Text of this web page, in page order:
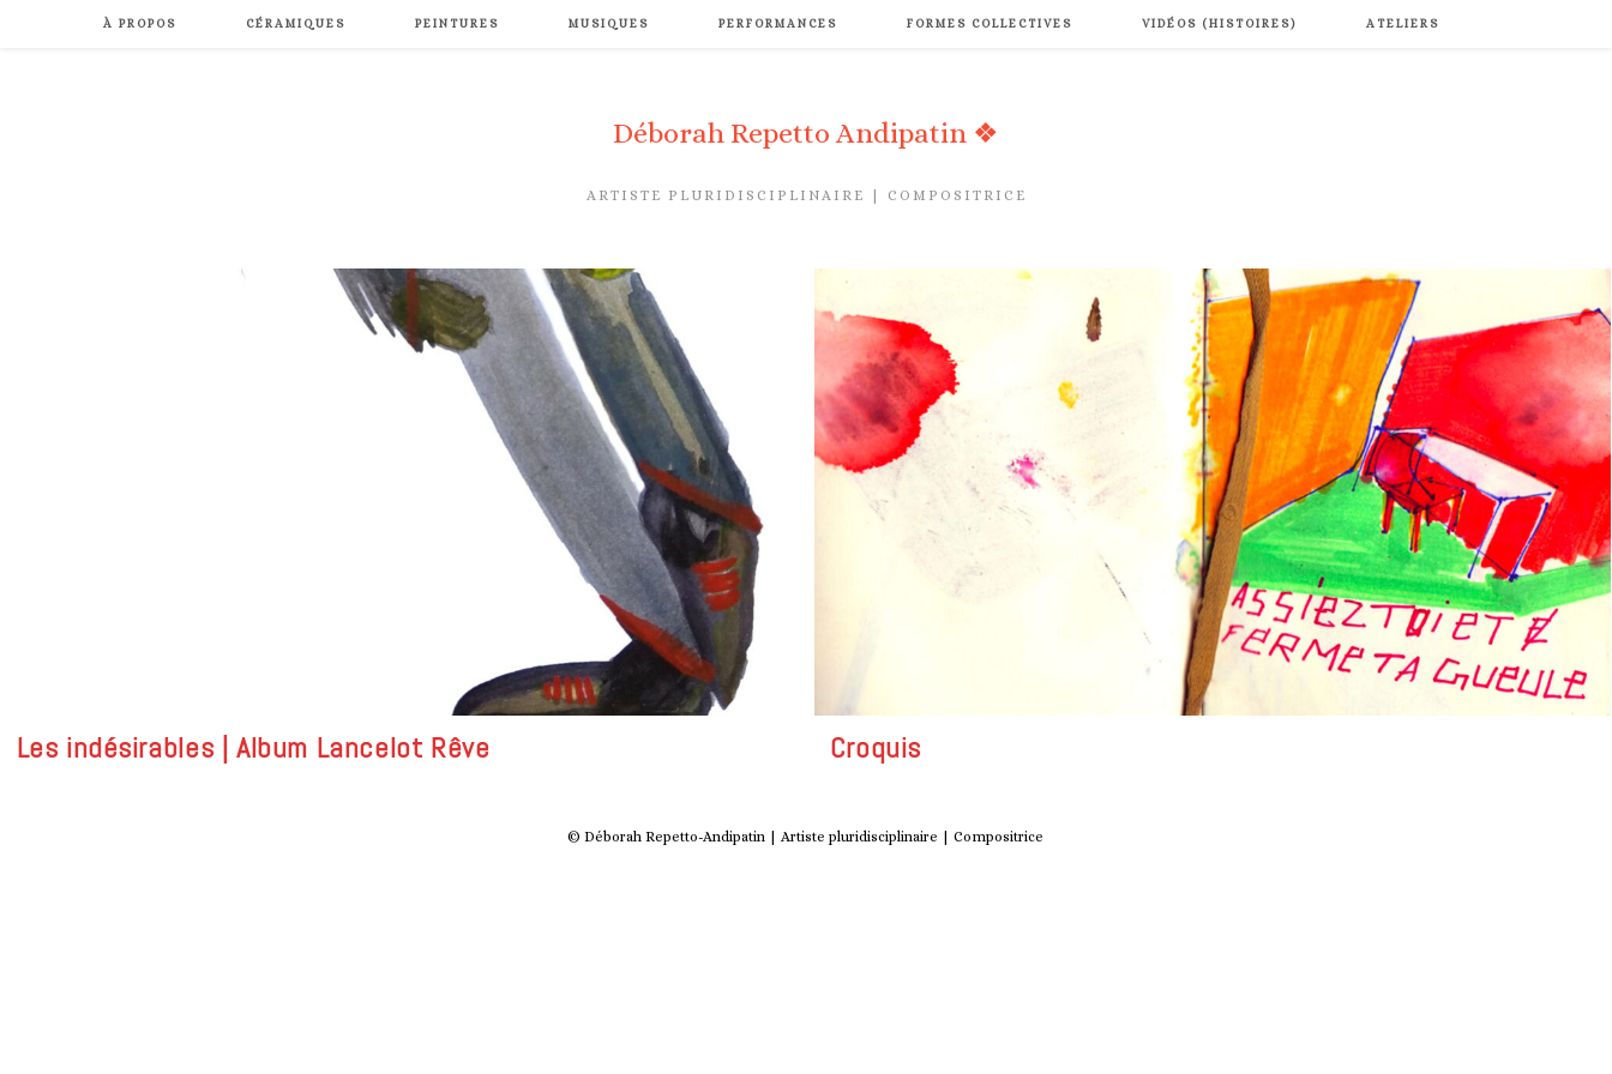
À PROPOS CÉRAMIQUES PEINTURES MUSIQUES PERFORMANCES FORMES COLLECTIVES VIDÉOS (HISTOIRES) ATELIERS
Déborah Repetto Andipatin ❖
ARTISTE PLURIDISCIPLINAIRE | COMPOSITRICE
Les indésirables | Album Lancelot Rêve Croquis
© Déborah Repetto-Andipatin | Artiste pluridisciplinaire | Compositrice